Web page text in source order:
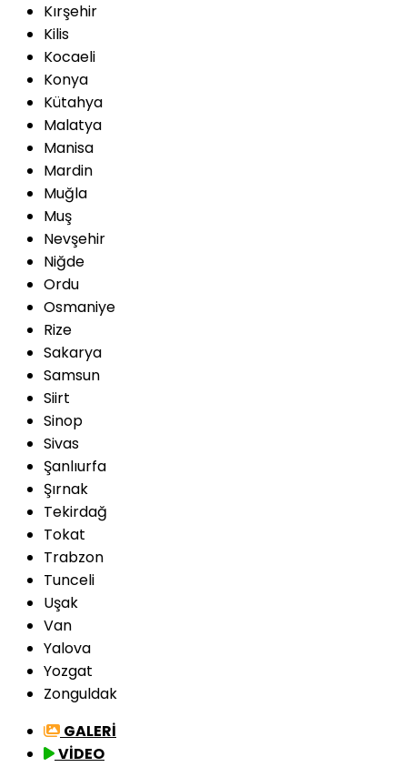
Kırşehir
Kilis
Kocaeli
Konya
Kütahya
Malatya
Manisa
Mardin
Muğla
Muş
Nevşehir
Niğde
Ordu
Osmaniye
Rize
Sakarya
Samsun
Siirt
Sinop
Sivas
Şanlıurfa
Şırnak
Tekirdağ
Tokat
Trabzon
Tunceli
Uşak
Van
Yalova
Yozgat
Zonguldak
GALERİ
VİDEO